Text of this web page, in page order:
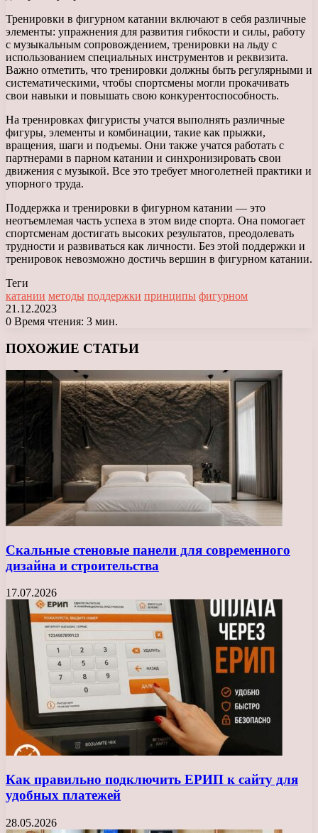
Тренировки в фигурном катании включают в себя различные
элементы: упражнения для развития гибкости и силы, работу
с музыкальным сопровождением, тренировки на льду с
использованием специальных инструментов и реквизита.
Важно отметить, что тренировки должны быть регулярными и
систематическими, чтобы спортсмены могли прокачивать
свои навыки и повышать свою конкурентоспособность.
На тренировках фигуристы учатся выполнять различные
фигуры, элементы и комбинации, такие как прыжки,
вращения, шаги и подъемы. Они также учатся работать с
партнерами в парном катании и синхронизировать свои
движения с музыкой. Все это требует многолетней практики и
упорного труда.
Поддержка и тренировки в фигурном катании — это
неотъемлемая часть успеха в этом виде спорта. Она помогает
спортсменам достигать высоких результатов, преодолевать
трудности и развиваться как личности. Без этой поддержки и
тренировок невозможно достичь вершин в фигурном катании.
Теги
катании методы поддержки принципы фигурном
21.12.2023
0 Время чтения: 3 мин.
ПОХОЖИЕ СТАТЬИ
Скальные стеновые панели для современного
дизайна и строительства
17.07.2026
Как правильно подключить ЕРИП к сайту для
удобных платежей
28.05.2026